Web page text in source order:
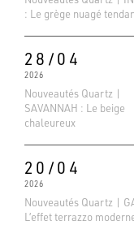
: Le grège nuagé
28/04
2026
Nouveautés Quartz |
SAVANNAH : Le beige
chaleureux
20/04
2026
Nouveautés Quartz |
L’effet terrazzo